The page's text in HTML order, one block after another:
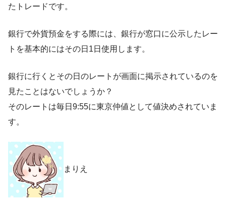
たトレードです。
銀行で外貨預金をする際には、銀行が窓口に公示したレー
トを基本的にはその日1日使用します。
銀行に行くとその日のレートが画面に掲示されているのを
見たことはないでしょうか？
そのレートは毎日9:55に東京仲値として値決めされていま
す。
まりえ